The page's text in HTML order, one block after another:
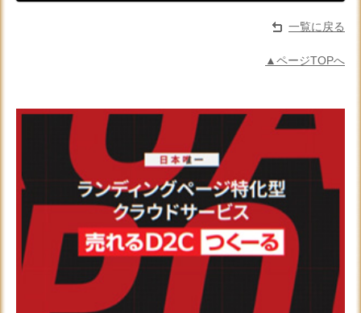
一覧に戻る
▲ページTOPへ